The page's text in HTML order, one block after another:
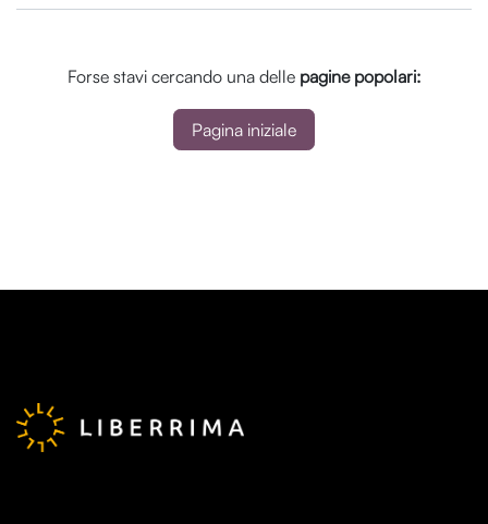
Forse stavi cercando una delle pagine popolari:
Pagina iniziale